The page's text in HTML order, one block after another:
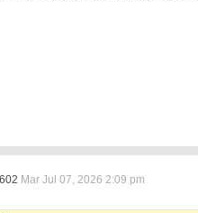
MMar Jul 07, 2026 2:09 pm